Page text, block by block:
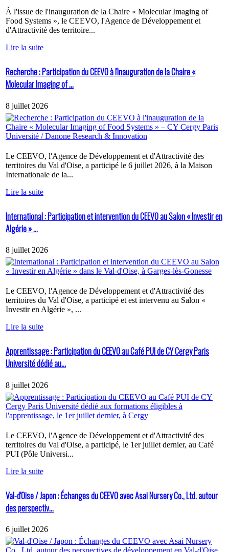
À l'issue de l'inauguration de la Chaire « Molecular Imaging of
Food Systems », le CEEVO, l'Agence de Développement et
d'Attractivité des territoire...
Lire la suite
Recherche : Participation du CEEVO à l'inauguration de la Chaire «
Molecular Imaging of ...
8 juillet 2026
Le CEEVO, l'Agence de Développement et d'Attractivité des
territoires du Val d'Oise, a participé le 6 juillet 2026, à la Maison
Internationale de la...
Lire la suite
International : Participation et intervention du CEEVO au Salon « Investir en
Algérie » ...
8 juillet 2026
Le CEEVO, l'Agence de Développement et d'Attractivité des
territoires du Val d'Oise, a participé et est intervenu au Salon «
Investir en Algérie », ...
Lire la suite
Apprentissage : Participation du CEEVO au Café PUI de CY Cergy Paris
Université dédié au...
8 juillet 2026
Le CEEVO, l'Agence de Développement et d'Attractivité des
territoires du Val d'Oise, a participé, le 1er juillet dernier, au Café
PUI (Pôle Universi...
Lire la suite
Val-d'Oise / Japon : Échanges du CEEVO avec Asai Nursery Co., Ltd. autour
des perspectiv...
6 juillet 2026